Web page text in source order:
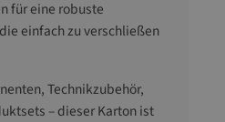
für eine robuste
einfach zu verschließen
Technikzubehör,
– dieser Karton ist